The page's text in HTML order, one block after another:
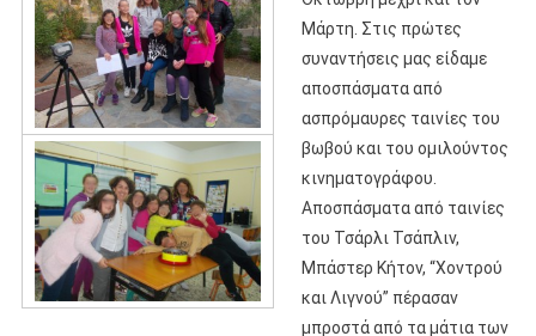
Μάρτη. Στις πρώτες
συναντήσεις μας είδαμε
αποσπάσματα από
ασπρόμαυρες ταινίες του
βωβού και του ομιλούντος
κινηματογράφου.
Αποσπάσματα από ταινίες
του Τσάρλι Τσάπλιν,
Μπάστερ Κήτον, “Χοντρού
και Λιγνού” πέρασαν
μπροστά από τα μάτια των